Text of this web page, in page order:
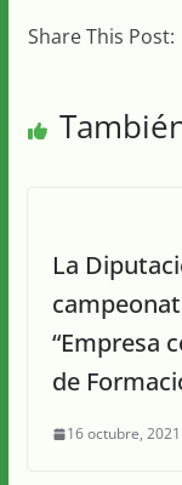
Share This Post:
La
“Empresa
de
16 octubre, 2021